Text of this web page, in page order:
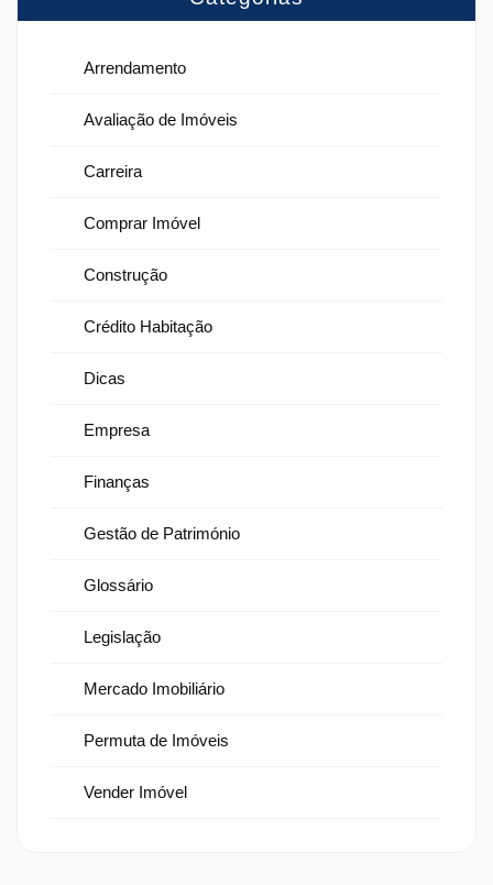
Arrendamento
Avaliação de Imóveis
Carreira
Comprar Imóvel
Construção
Crédito Habitação
Dicas
Empresa
Finanças
Gestão de Património
Glossário
Legislação
Mercado Imobiliário
Permuta de Imóveis
Vender Imóvel